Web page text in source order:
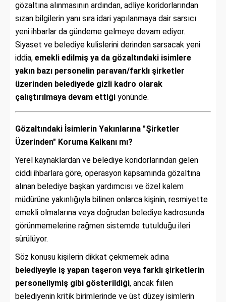
gözaltına alınmasının ardından, adliye koridorlarından
sızan bilgilerin yanı sıra idari yapılanmaya dair sarsıcı
yeni ihbarlar da gündeme gelmeye devam ediyor.
Siyaset ve belediye kulislerini derinden sarsacak yeni
iddia, emekli edilmiş ya da gözaltındaki isimlere
yakın bazı personelin paravan/farklı şirketler
üzerinden belediyede gizli kadro olarak
çalıştırılmaya devam ettiği yönünde.
Gözaltındaki İsimlerin Yakınlarına "Şirketler
Üzerinden" Koruma Kalkanı mı?
Yerel kaynaklardan ve belediye koridorlarından gelen
ciddi ihbarlara göre, operasyon kapsamında gözaltına
alınan belediye başkan yardımcısı ve özel kalem
müdürüne yakınlığıyla bilinen onlarca kişinin, resmiyette
emekli olmalarına veya doğrudan belediye kadrosunda
görünmemelerine rağmen sistemde tutulduğu ileri
sürülüyor.
Söz konusu kişilerin dikkat çekmemek adına
belediyeyle iş yapan taşeron veya farklı şirketlerin
personeliymiş gibi gösterildiği, ancak fiilen
belediyenin kritik birimlerinde ve üst düzey isimlerin